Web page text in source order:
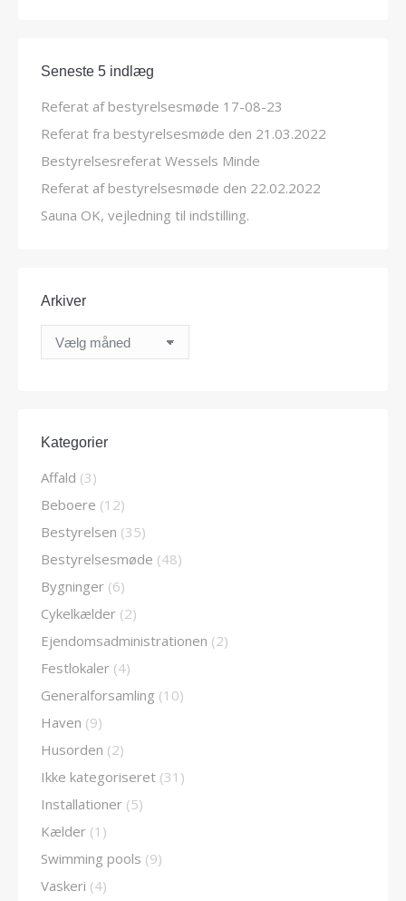
Seneste 5 indlæg
Referat af bestyrelsesmøde 17-08-23
Referat fra bestyrelsesmøde den 21.03.2022
Bestyrelsesreferat Wessels Minde
Referat af bestyrelsesmøde den 22.02.2022
Sauna OK, vejledning til indstilling.
Arkiver
Arkiver
Kategorier
Affald (3)
Beboere (12)
Bestyrelsen (35)
Bestyrelsesmøde (48)
Bygninger (6)
Cykelkælder (2)
Ejendomsadministrationen (2)
Festlokaler (4)
Generalforsamling (10)
Haven (9)
Husorden (2)
Ikke kategoriseret (31)
Installationer (5)
Kælder (1)
Swimming pools (9)
Vaskeri (4)